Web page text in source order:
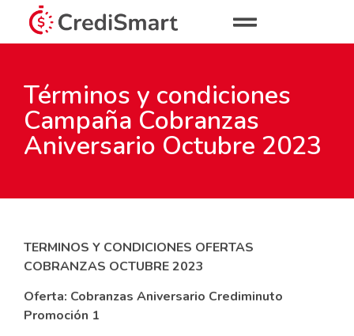
Términos y condiciones
Campaña Cobranzas
Aniversario Octubre 2023
TERMINOS Y CONDICIONES OFERTAS
COBRANZAS OCTUBRE 2023
Oferta: Cobranzas Aniversario Crediminuto
Promoción 1